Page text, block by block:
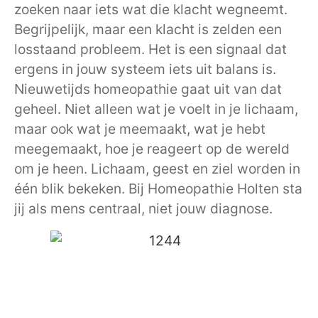
zoeken naar iets wat die klacht wegneemt.
Begrijpelijk, maar een klacht is zelden een
losstaand probleem. Het is een signaal dat
ergens in jouw systeem iets uit balans is.
Nieuwetijds homeopathie gaat uit van dat
geheel. Niet alleen wat je voelt in je lichaam,
maar ook wat je meemaakt, wat je hebt
meegemaakt, hoe je reageert op de wereld
om je heen. Lichaam, geest en ziel worden in
één blik bekeken. Bij Homeopathie Holten sta
jij als mens centraal, niet jouw diagnose.